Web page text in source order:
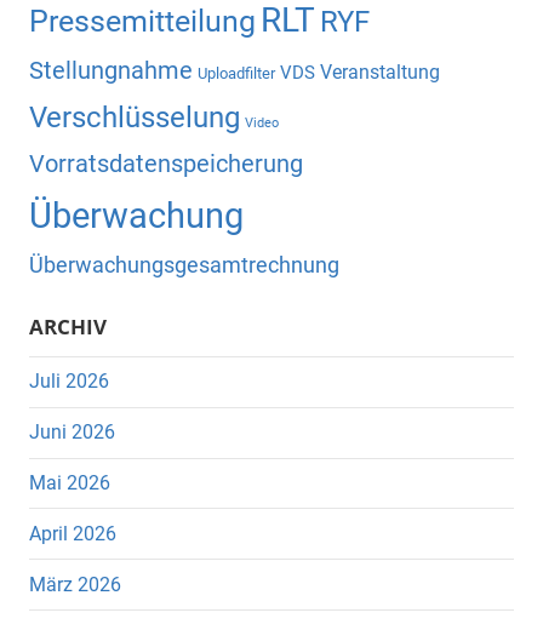
Pressemitteilung RLT RYF
Stellungnahme Uploadfilter VDS Veranstaltung
Verschlüsselung Video
Vorratsdatenspeicherung
Überwachung
Überwachungsgesamtrechnung
ARCHIV
Juli 2026
Juni 2026
Mai 2026
April 2026
März 2026